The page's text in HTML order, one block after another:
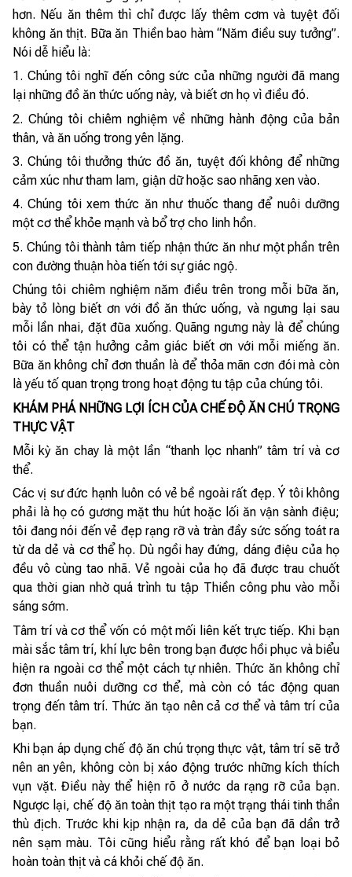
hơn. Nếu ăn thêm thì chỉ được lấy thêm cơm và tuyệt đối
không ăn thịt. Bữa ăn Thiền bao hàm “Năm điều suy tưởng”.
Nói dễ hiểu là:
1. Chúng tôi nghĩ đến công sức của những người đã mang
lại những đồ ăn thức uống này, và biết ơn họ vì điều đó.
2. Chúng tôi chiêm nghiệm về những hành động của bản
thân, và ăn uống trong yên lặng.
3. Chúng tôi thưởng thức đồ ăn, tuyệt đối không để những
cảm xúc như tham lam, giận dữ hoặc sao nhãng xen vào.
4. Chúng tôi xem thức ăn như thuốc thang để nuôi dưỡng
một cơ thể khỏe mạnh và bổ trợ cho linh hồn.
5. Chúng tôi thành tâm tiếp nhận thức ăn như một phần trên
con đường thuận hòa tiến tới sự giác ngộ.
Chúng tôi chiêm nghiệm năm điều trên trong mỗi bữa ăn,
bày tỏ lòng biết ơn với đồ ăn thức uống, và ngưng lại sau
mỗi lần nhai, đặt đũa xuống. Quãng ngưng này là để chúng
tôi có thể tận hưởng cảm giác biết ơn với mỗi miếng ăn.
Bữa ăn không chỉ đơn thuần là để thỏa mãn cơn đói mà còn
là yếu tố quan trọng trong hoạt động tu tập của chúng tôi.
KHÁM PHÁ NHỮNG LỢI ÍCH CỦA CHẾ ĐỘ ĂN CHÚ TRỌNG
THỰC VẬT
Mỗi kỳ ăn chay là một lần “thanh lọc nhanh” tâm trí và cơ
thể.
Các vị sư đức hạnh luôn có vẻ bề ngoài rất đẹp. Ý tôi không
phải là họ có gương mặt thu hút hoặc lối ăn vận sành điệu;
tôi đang nói đến vẻ đẹp rạng rỡ và tràn đầy sức sống toát ra
từ da dẻ và cơ thể họ. Dù ngồi hay đứng, dáng điệu của họ
đều vô cùng tao nhã. Vẻ ngoài của họ đã được trau chuốt
qua thời gian nhờ quá trình tu tập Thiền công phu vào mỗi
sáng sớm.
Tâm trí và cơ thể vốn có một mối liên kết trực tiếp. Khi bạn
mài sắc tâm trí, khí lực bên trong bạn được hồi phục và biểu
hiện ra ngoài cơ thể một cách tự nhiên. Thức ăn không chỉ
đơn thuần nuôi dưỡng cơ thể, mà còn có tác động quan
trọng đến tâm trí. Thức ăn tạo nên cả cơ thể và tâm trí của
bạn.
Khi bạn áp dụng chế độ ăn chú trọng thực vật, tâm trí sẽ trở
nên an yên, không còn bị xáo động trước những kích thích
vụn vặt. Điều này thể hiện rõ ở nước da rạng rỡ của bạn.
Ngược lại, chế độ ăn toàn thịt tạo ra một trạng thái tinh thần
thù địch. Trước khi kịp nhận ra, da dẻ của bạn đã dần trở
nên sạm màu. Tôi cũng hiểu rằng rất khó để bạn loại bỏ
hoàn toàn thịt và cá khỏi chế độ ăn.